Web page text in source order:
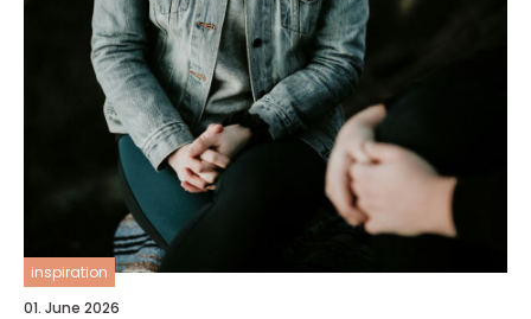
inspiration
01. June 2026